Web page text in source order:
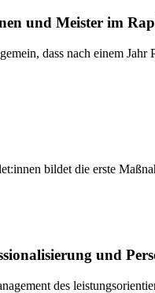
und Meister im
dass nach einem
bildet die erste
und
des